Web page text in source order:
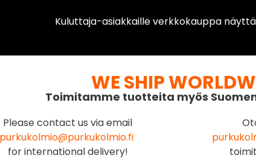
Kuluttaja-asiakkaille verkkokauppa
WE SHIP
Toimitamme tuotteita myös
Please contact us via email
purkukolmio@purkukolmio.fi
for international delivery!